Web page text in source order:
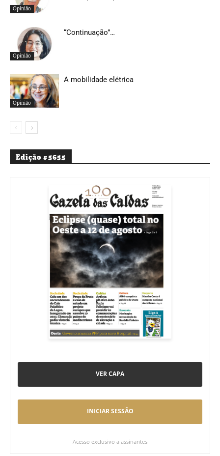
Opinião
Opinião
“Continuação”…
Opinião
A mobilidade elétrica
Edição #5655
VER CAPA
INICIAR SESSÃO
Acesso exclusivo a assinantes